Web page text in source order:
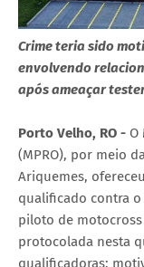
Crime teria sido
envolvendo
após ameaçar
Porto Velho, RO - O
(MPRO), por meio
Ariquemes,
qualificado contra
piloto de
protocolada nesta
qualificadoras: